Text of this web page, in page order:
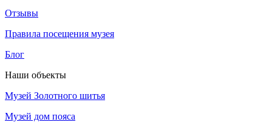
Отзывы
Правила посещения музея
Блог
Наши объекты
Музей Золотного шитья
Музей дом пояса